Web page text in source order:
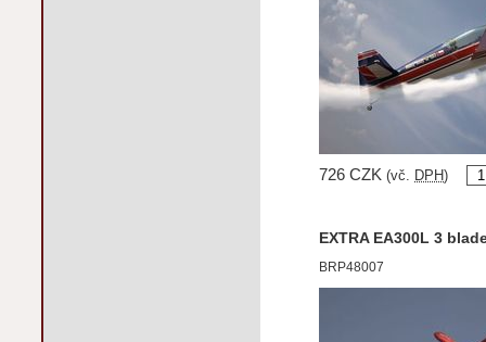
726 CZK (vč. DPH )
EXTRA EA300L 3
BRP48007